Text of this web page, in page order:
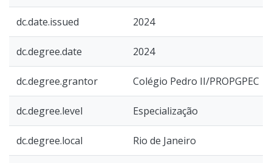
dc.date.issued 2024
dc.degree.date 2024
dc.degree.grantor Colégio Pedro II/PROPGPEC
dc.degree.level Especialização
dc.degree.local Rio de Janeiro